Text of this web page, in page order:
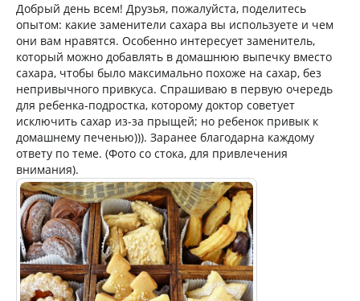
Добрый день всем! Друзья, пожалуйста, поделитесь
опытом: какие заменители сахара вы используете и чем
они вам нравятся. Особенно интересует заменитель,
который можно добавлять в домашнюю выпечку вместо
сахара, чтобы было максимально похоже на сахар, без
непривычного привкуса. Спрашиваю в первую очередь
для ребенка-подростка, которому доктор советует
исключить сахар из-за прыщей; но ребенок привык к
домашнему печенью))). Заранее благодарна каждому
ответу по теме. (Фото со стока, для привлечения
внимания).